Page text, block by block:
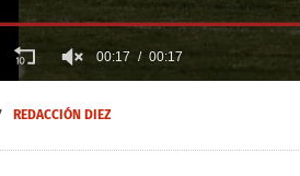
00:17 00:17
REDACCIÓN DIEZ